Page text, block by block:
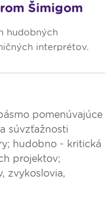
Šimigom
hudobných
interprétov.
pomenúvajúce
súvzťažnosti
hudobno - kritická
projektov;
zvykoslovia,